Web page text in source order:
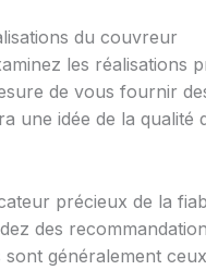
du couvreur
les réalisations
de vous fournir
une idée de la qualité
précieux de la
des
généralement